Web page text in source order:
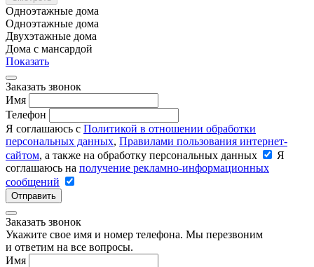
Одноэтажные дома
Одноэтажные дома
Двухэтажные дома
Дома с мансардой
Показать
Заказать звонок
Имя
Телефон
Я соглашаюсь с Политикой в отношении обработки
персональных данных, Правилами пользования интернет-
сайтом, а также на обработку персональных данных
Я
соглашаюсь на получение рекламно-информационных
сообщений
Отправить
Заказать звонок
Укажите свое имя и номер телефона. Мы перезвоним
и ответим на все вопросы.
Имя